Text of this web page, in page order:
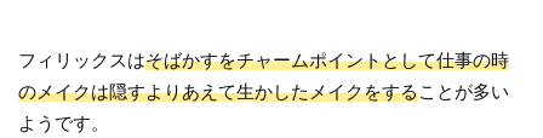
フィリックスはそばかすをチャームポイントとして仕事の時
のメイクは隠すよりあえて生かしたメイクをすることが多い
ようです。